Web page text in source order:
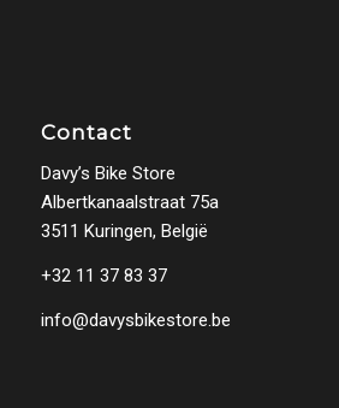
Contact
Davy’s Bike Store
Albertkanaalstraat 75a
3511 Kuringen, België
+32 11 37 83 37
info@davysbikestore.be